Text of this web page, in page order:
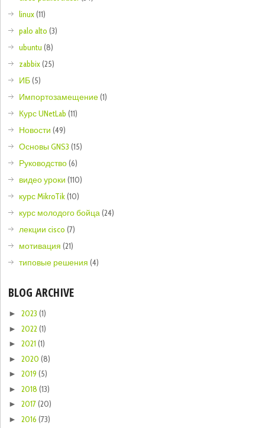
linux(11)
palo alto (3)
ubuntu (8)
zabbix(25)
ИБ(5)
Импортозамещение(1)
Курс UNetLab (11)
Новости (49)
Основы GNS3 (15)
Руководство(6)
видео уроки (110)
курс MikroTik(10)
курс молодого бойца(24)
лекции cisco (7)
мотивация (21)
типовые решения (4)
BLOG ARCHIVE
►2023(1)
►2022(1)
►2021(1)
►2020(8)
►2019(5)
►2018(13)
►2017(20)
►2016(73)